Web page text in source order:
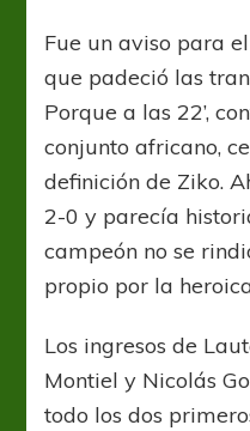
Fue un aviso para
que padeció las
Porque a las 22’,
conjunto africano,
definición de Ziko.
2-0 y parecía
campeón no se
propio por la
Los ingresos de
Montiel y Nicolás
todo los dos